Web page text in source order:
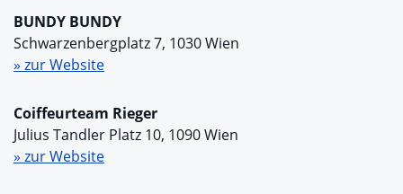
BUNDY BUNDY
Schwarzenbergplatz 7, 1030 Wien
» zur Website
Coiffeurteam Rieger
Julius Tandler Platz 10, 1090 Wien
» zur Website